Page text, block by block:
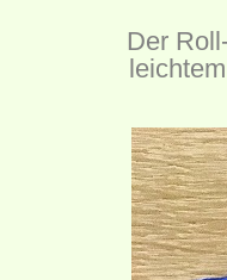
Der